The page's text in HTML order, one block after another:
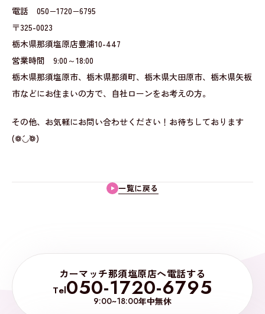
電話 050−1720−6795
〒325-0023
栃木県那須塩原店豊浦10-447
営業時間 9:00～18:00
栃木県那須塩原市、栃木県那須町、栃木県大田原市、栃木県矢板
市などにお住まいの方で、自社ローンをお考えの方。
その他、お気軽にお問い合わせください！お待ちしております
(❁´◡`❁)
一覧に戻る
カーマッチ那須塩原店へ電話する
Tel050-1720-6795
9:00~18:00年中無休